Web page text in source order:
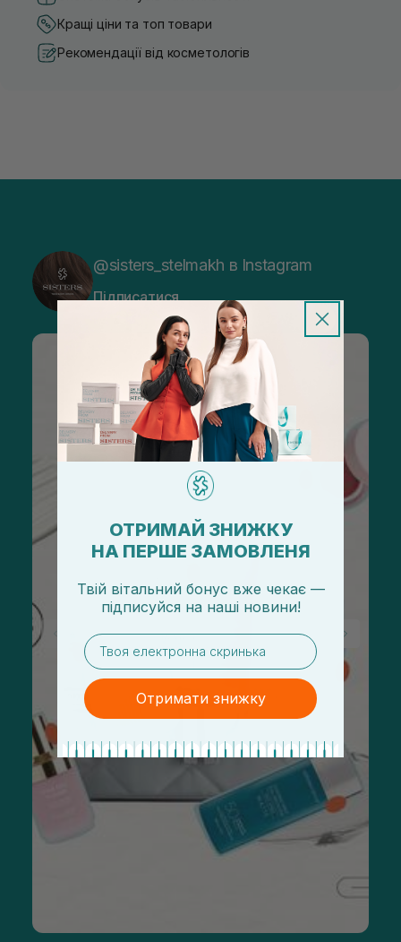
Кращі ціни та топ товари
Рекомендації від косметологів
@sisters_stelmakh в Instagram
Підписатися
ОТРИМАЙ ЗНИЖКУ
НА ПЕРШЕ ЗАМОВЛЕНЯ
Твій вітальний бонус вже чекає —
підписуйся на наші новини!
email
Отримати знижку